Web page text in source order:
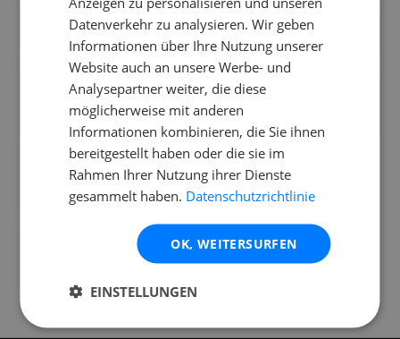
Hinterlässt der Kunstschnee Flecken auf
der Kleidung?
Ist der Eurolite Snow 5001
Schneemaschine indoor und outdoor
einsetzbar?
Verfügbar an folgendenStandorten
Datenverkehr zu analysieren. Wir geben
Informationen über Ihre Nutzung unserer
Website auch an unsere Werbe- und
Analysepartner weiter, die diese
möglicherweise mit anderen
Informationen kombinieren, die Sie ihnen
bereitgestellt haben oder die sie im
Rahmen Ihrer Nutzung ihrer Dienste
gesammelt haben. Datenschutzrichtlinie
OK, WEITERSURFEN
EINSTELLUNGEN